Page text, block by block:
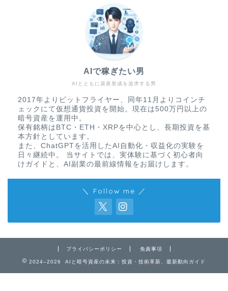
AIとともに資産形成を追求する男
AIで稼ぎたい男
2017年よりビットフライヤー、同年11月よりコインチ
ェックにて仮想通貨投資を開始。現在は500万円以上の
暗号資産を運用中。
保有銘柄はBTC・ETH・XRPを中心とし、長期投資を基
本方針としています。
また、ChatGPTを活用したAI自動化・収益化の実験を
日々継続中。 当サイトでは、実体験に基づく初心者向
けガイドと、AI副業の最前線情報をお届けします。
＼ Follow me ／
プライバシーポリシー 免責事項
2024–2026 AIと暗号資産の未来：投資・技術革新、最新動向ガイド
免責事項